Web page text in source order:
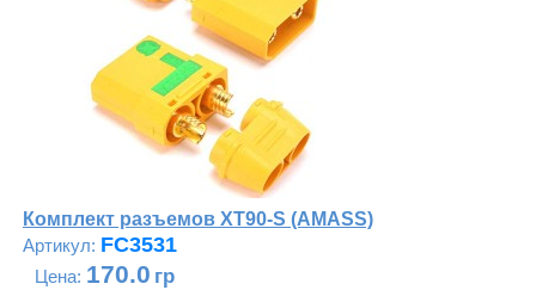
Комплект разъемов XT90-S (AMASS)
FC3531
170.0